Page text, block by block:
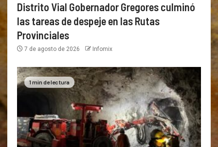
Distrito Vial Gobernador Gregores culminó
las tareas de despeje en las Rutas
Provinciales
7 de agosto de 2026 Infomix
1 min de lectura